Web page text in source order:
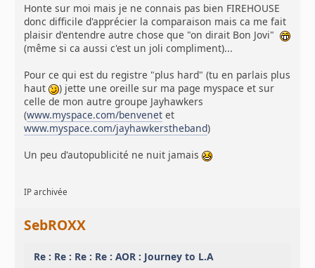
Honte sur moi mais je ne connais pas bien FIREHOUSE
donc difficile d'apprécier la comparaison mais ca me fait
plaisir d'entendre autre chose que "on dirait Bon Jovi"
(même si ca aussi c'est un joli compliment)...
Pour ce qui est du registre "plus hard" (tu en parlais plus
haut
) jette une oreille sur ma page myspace et sur
celle de mon autre groupe Jayhawkers
(www.myspace.com/benvenet et
www.myspace.com/jayhawkerstheband)
Un peu d'autopublicité ne nuit jamais
IP archivée
SebROXX
Re : Re : Re : Re : AOR : Journey to L.A